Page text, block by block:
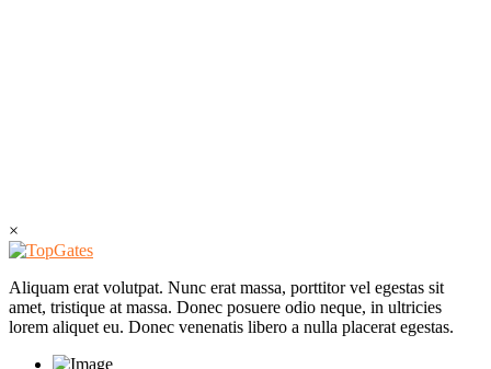
×
Aliquam erat volutpat. Nunc erat massa, porttitor vel egestas sit
amet, tristique at massa. Donec posuere odio neque, in ultricies
lorem aliquet eu. Donec venenatis libero a nulla placerat egestas.